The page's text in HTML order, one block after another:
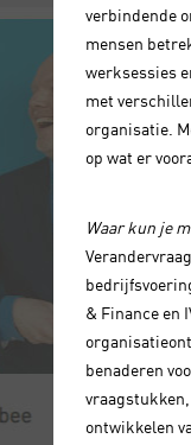
verbindende
mensen
werksessies
met
organisatie.
op wat er
Waar kun je
& Finance en
benaderen
ontwikkelen